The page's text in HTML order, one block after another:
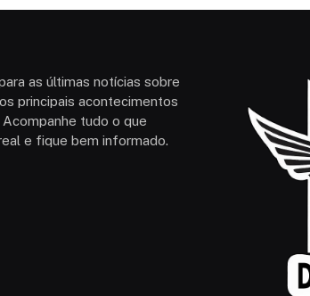
as últimas notícias sobre
principais acontecimentos
tudo o que
e fique bem informado.